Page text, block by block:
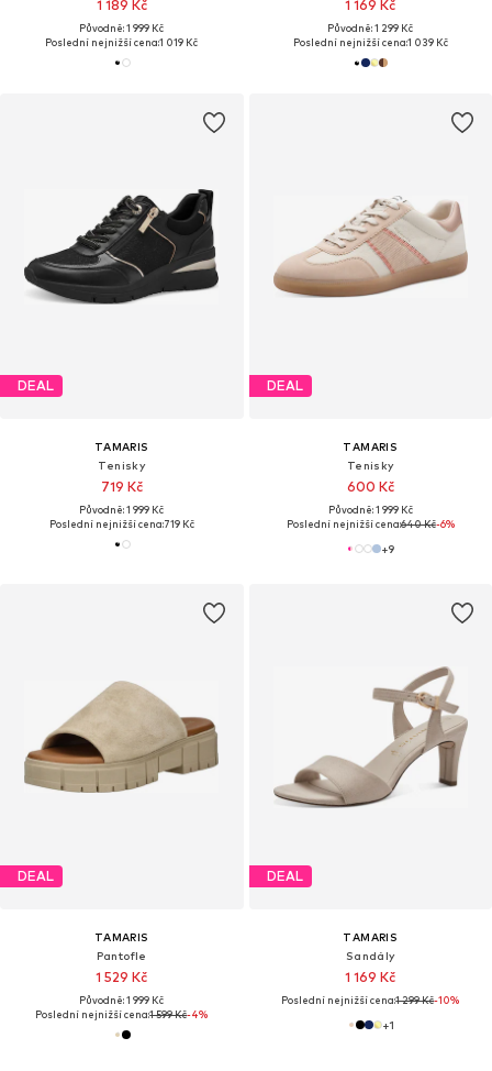
1 189 Kč
Původně: 1 999 Kč
Poslední nejnižší cena:1 019 Kč
1 169 Kč
Původně: 1 299 Kč
Poslední nejnižší cena:1 039 Kč
DEAL
TAMARIS
Tenisky
719 Kč
Původně: 1 999 Kč
Poslední nejnižší cena:719 Kč
DEAL
TAMARIS
Tenisky
600 Kč
Původně: 1 999 Kč
Poslední nejnižší cena:640 Kč-6%
+9
DEAL
TAMARIS
Pantofle
1 529 Kč
Původně: 1 999 Kč
Poslední nejnižší cena:1 599 Kč-4%
DEAL
TAMARIS
Sandály
1 169 Kč
Poslední nejnižší cena:1 299 Kč-10%
+1